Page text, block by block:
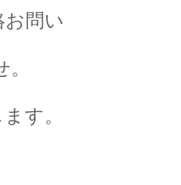
お問い
す。